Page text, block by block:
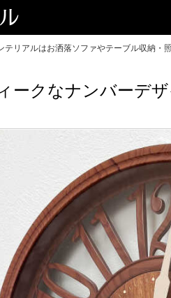
テリアルはお洒落ソファやテーブル収納・
ークなナンバーデ